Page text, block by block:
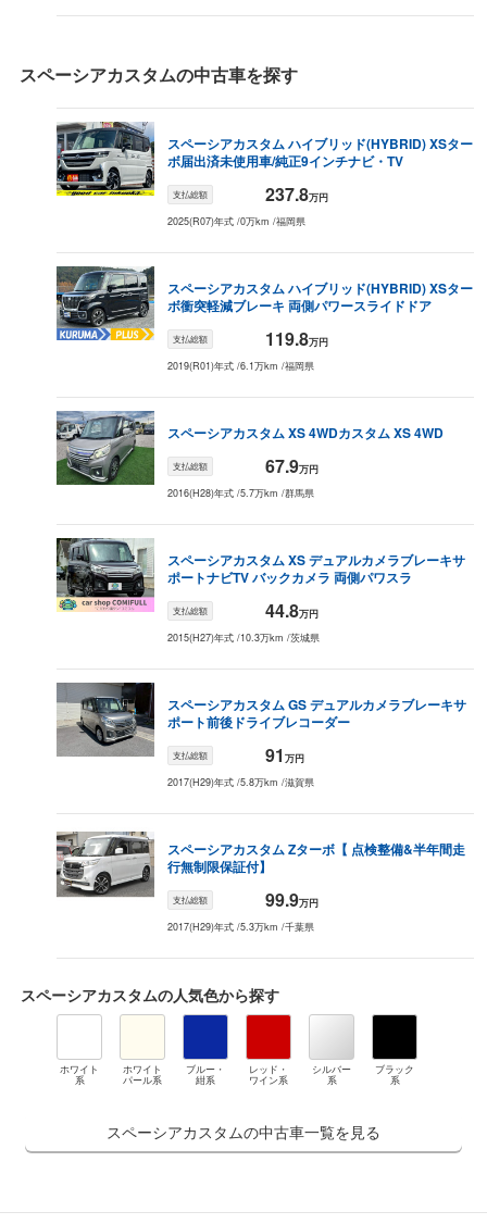
スペーシアカスタムの中古車を探す
スペーシアカスタムハイブリッド(HYBRID) XSター
ボ届出済未使用車/純正9インチナビ・TV
支払総額 237.8万円
2025(R07)年式 /0万km /福岡県
スペーシアカスタムハイブリッド(HYBRID) XSター
ボ衝突軽減ブレーキ 両側パワースライドドア
支払総額 119.8万円
2019(R01)年式 /6.1万km /福岡県
スペーシアカスタムXS 4WDカスタム XS 4WD
支払総額 67.9万円
2016(H28)年式 /5.7万km /群馬県
スペーシアカスタムXS デュアルカメラブレーキサ
ポートナビTV バックカメラ 両側パワスラ
支払総額 44.8万円
2015(H27)年式 /10.3万km /茨城県
スペーシアカスタムGS デュアルカメラブレーキサ
ポート前後ドライブレコーダー
支払総額 91 万円
2017(H29)年式 /5.8万km /滋賀県
スペーシアカスタムZターボ 【 点検整備&半年間走
行無制限保証付】
支払総額 99.9万円
2017(H29)年式 /5.3万km /千葉県
スペーシアカスタムの人気色から探す
ホワイト
系
ホワイト
パール系
ブルー・
紺系
レッド・
ワイン系
シルバー
系
ブラック
系
スペーシアカスタムの中古車一覧を見る